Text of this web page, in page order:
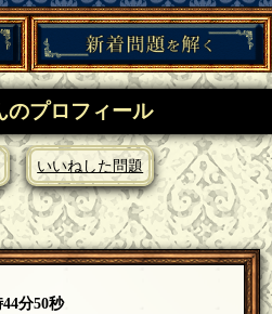
のプロフィール
いいねした問題
分50秒